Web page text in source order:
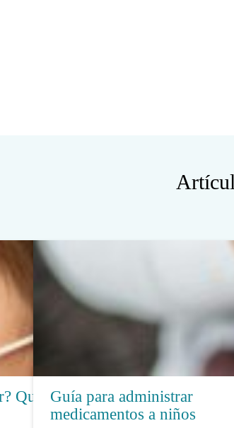
Qué
Guía para administrar
medicamentos a niños